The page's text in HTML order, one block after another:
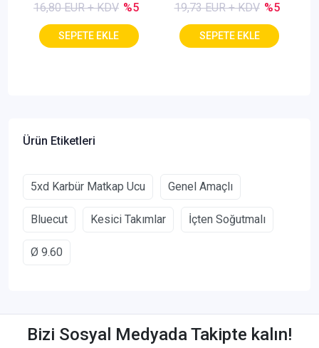
16,80 EUR + KDV %5 19,73 EUR + KDV %5
Ürün Etiketleri
5xd Karbür Matkap Ucu Genel Amaçlı
Bluecut Kesici Takımlar İçten Soğutmalı
Ø 9.60
Bizi Sosyal Medyada Takipte kalın!